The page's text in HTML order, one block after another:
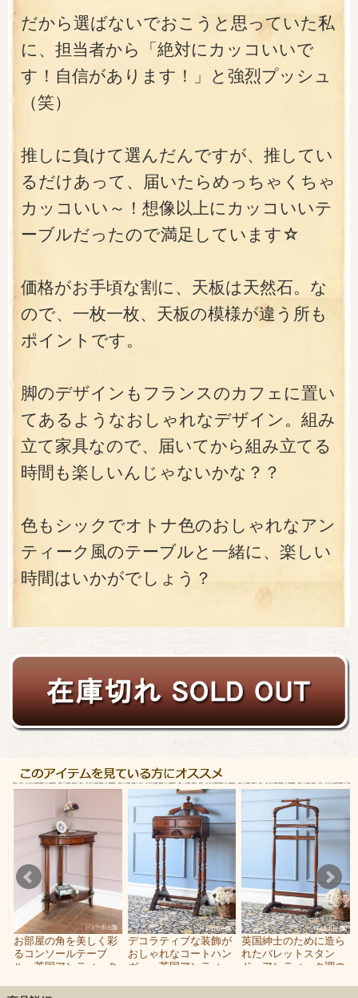
だから選ばないでおこうと思っていた私
に、担当者から「絶対にカッコいいで
す！自信があります！」と強烈プッシュ
（笑）
推しに負けて選んだんですが、推してい
るだけあって、届いたらめっちゃくちゃ
カッコいい～！想像以上にカッコいいテ
ーブルだったので満足しています☆
価格がお手頃な割に、天板は天然石。な
ので、一枚一枚、天板の模様が違う所も
ポイントです。
脚のデザインもフランスのカフェに置い
てあるようなおしゃれなデザイン。組み
立て家具なので、届いてから組み立てる
時間も楽しいんじゃないかな？？
色もシックでオトナ色のおしゃれなアン
ティーク風のテーブルと一緒に、楽しい
時間はいかがでしょう？
お部屋の角を美しく彩
るコンソールテーブ
ル、英国アンティーク
ーテーブル
デコラティブな装飾が
おしゃれなコートハン
ガー、英国アンティー
ド
英国紳士のために造ら
れたバレットスタン
ド、アンティーク調の